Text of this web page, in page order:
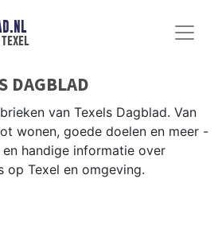
texel
DAGBLAD
van Texels Dagblad. Van
wonen, goede doelen en meer -
handige informatie over
op Texel en omgeving.